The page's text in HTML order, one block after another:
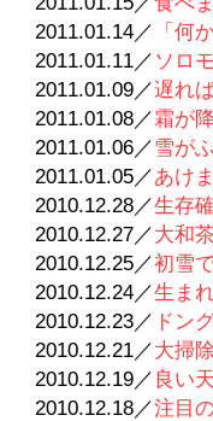
2011.01.14／
「何
2011.01.11／ ソロ
2011.01.09／遅れ
2011.01.08／霜が
2011.01.06／雪が
2011.01.05／あけ
2010.12.28／生存
2010.12.27／大和
2010.12.25／初雪
2010.12.24／生ま
2010.12.23／ ドン
2010.12.21／大掃
2010.12.19／ 良い
2010.12.18／注目